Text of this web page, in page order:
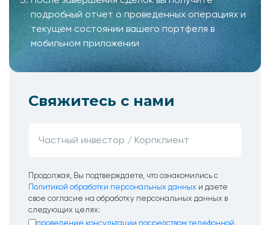
подробный отчет о проведенных операциях и
текущем состоянии вашего портфеля в
мобильном приложении
Свяжитесь с нами
Продолжая, Вы подтверждаете, что ознакомились с
Политикой обработки персональных данных и даете
свое согласие на обработку персональных данных в
следующих целях:
проведение консультации посредством телефонной